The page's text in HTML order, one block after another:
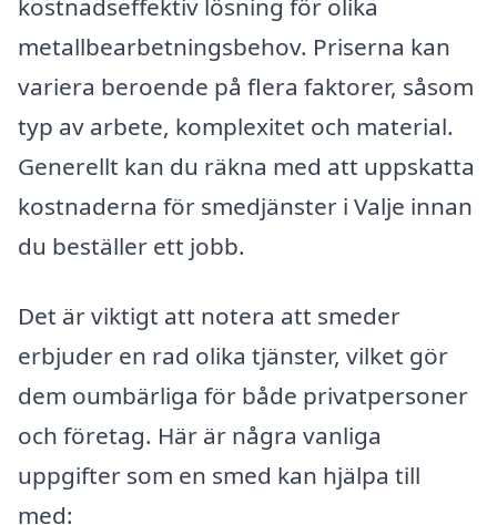
kostnadseffektiv lösning för olika
metallbearbetningsbehov. Priserna kan
variera beroende på flera faktorer, såsom
typ av arbete, komplexitet och material.
Generellt kan du räkna med att uppskatta
kostnaderna för smedjänster i Valje innan
du beställer ett jobb.
Det är viktigt att notera att smeder
erbjuder en rad olika tjänster, vilket gör
dem oumbärliga för både privatpersoner
och företag. Här är några vanliga
uppgifter som en smed kan hjälpa till
med: